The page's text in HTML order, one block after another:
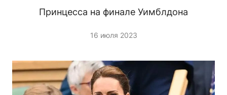
Принцесса на финале Уимблдона
16 июля 2023